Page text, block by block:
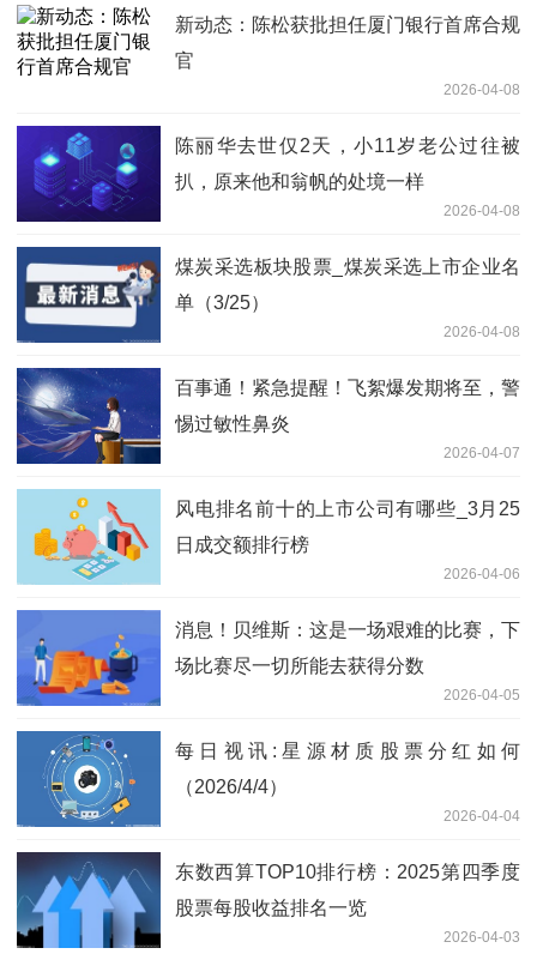
新动态：陈松获批担任厦门银行首席合规
官
2026-04-08
陈丽华去世仅2天，小11岁老公过往被
扒，原来他和翁帆的处境一样
2026-04-08
煤炭采选板块股票_煤炭采选上市企业名
单（3/25）
2026-04-08
百事通！紧急提醒！飞絮爆发期将至，警
惕过敏性鼻炎
2026-04-07
风电排名前十的上市公司有哪些_3月25
日成交额排行榜
2026-04-06
消息！贝维斯：这是一场艰难的比赛，下
场比赛尽一切所能去获得分数
2026-04-05
每日视讯:星源材质股票分红如何
（2026/4/4）
2026-04-04
东数西算TOP10排行榜：2025第四季度
股票每股收益排名一览
2026-04-03